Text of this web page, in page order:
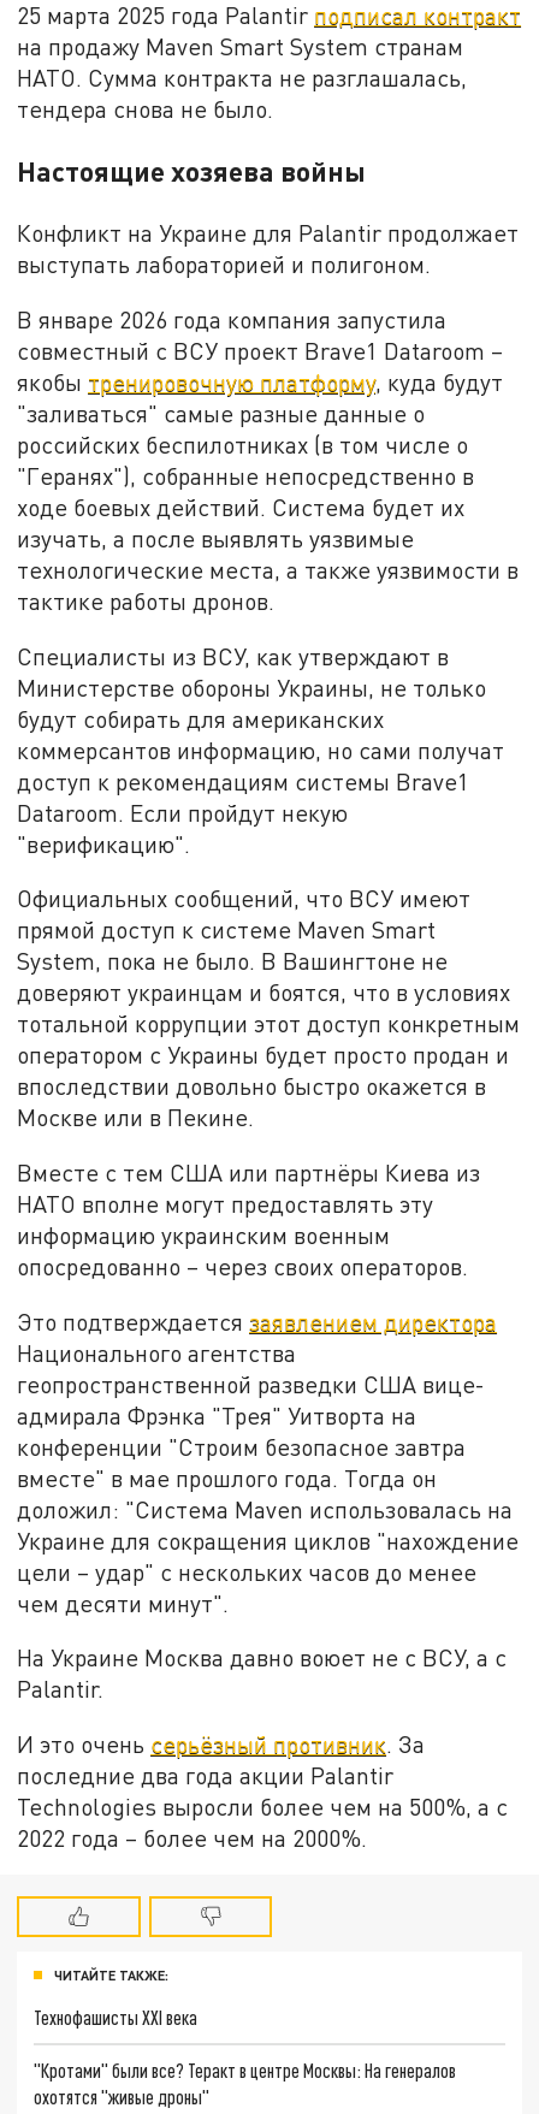
25 марта 2025 года Palantir подписал контракт
на продажу Maven Smart System странам
НАТО. Сумма контракта не разглашалась,
тендера снова не было.
Настоящие хозяева войны
Конфликт на Украине для Palantir продолжает
выступать лабораторией и полигоном.
В январе 2026 года компания запустила
совместный с ВСУ проект Brave1 Dataroom –
якобы тренировочную платформу, куда будут
"заливаться" самые разные данные о
российских беспилотниках (в том числе о
"Геранях"), собранные непосредственно в
ходе боевых действий. Система будет их
изучать, а после выявлять уязвимые
технологические места, а также уязвимости в
тактике работы дронов.
Специалисты из ВСУ, как утверждают в
Министерстве обороны Украины, не только
будут собирать для американских
коммерсантов информацию, но сами получат
доступ к рекомендациям системы Brave1
Dataroom. Если пройдут некую
"верификацию".
Официальных сообщений, что ВСУ имеют
прямой доступ к системе Maven Smart
System, пока не было. В Вашингтоне не
доверяют украинцам и боятся, что в условиях
тотальной коррупции этот доступ конкретным
оператором с Украины будет просто продан и
впоследствии довольно быстро окажется в
Москве или в Пекине.
Вместе с тем США или партнёры Киева из
НАТО вполне могут предоставлять эту
информацию украинским военным
опосредованно – через своих операторов.
Это подтверждаетсязаявлением директора
Национального агентства
геопространственной разведки США вице-
адмирала Фрэнка "Трея" Уитворта на
конференции "Строим безопасное завтра
вместе" в мае прошлого года. Тогда он
доложил: "Система Maven использовалась на
Украине для сокращения циклов "нахождение
цели – удар" c нескольких часов до менее
чем десяти минут".
На Украине Москва давно воюет не с ВСУ, а с
Palantir.
И это очень серьёзный противник. За
последние два года акции Palantir
Technologies выросли более чем на 500%, а с
2022 года – более чем на 2000%.
ЧИТАЙТЕ ТАКЖЕ:
Технофашисты XXI века
"Кротами" были все? Теракт в центре Москвы: На генералов
охотятся "живые дроны"